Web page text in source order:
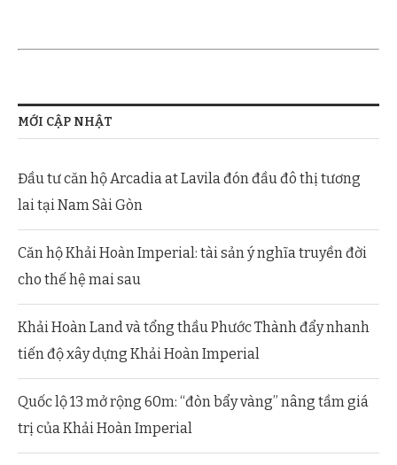
MỚI CẬP NHẬT
Đầu tư căn hộ Arcadia at Lavila đón đầu đô thị tương
lai tại Nam Sài Gòn
Căn hộ Khải Hoàn Imperial: tài sản ý nghĩa truyền đời
cho thế hệ mai sau
Khải Hoàn Land và tổng thầu Phước Thành đẩy nhanh
tiến độ xây dựng Khải Hoàn Imperial
Quốc lộ 13 mở rộng 60m: “đòn bẩy vàng” nâng tầm giá
trị của Khải Hoàn Imperial